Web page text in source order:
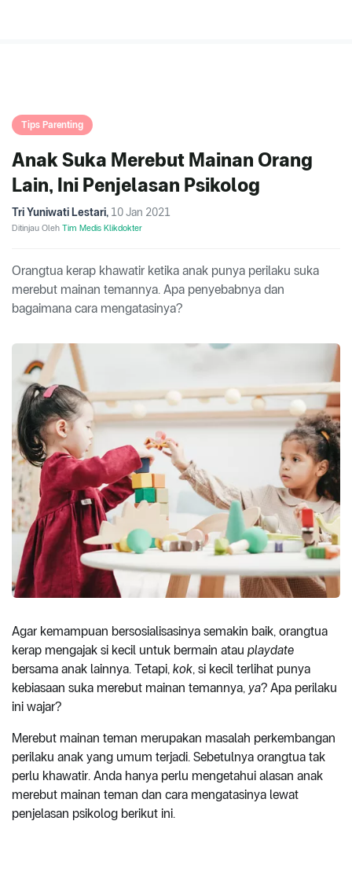
Tips Parenting
Anak Suka Merebut Mainan Orang
Lain, Ini Penjelasan Psikolog
Tri Yuniwati Lestari, 10 Jan 2021
Ditinjau Oleh Tim Medis Klikdokter
Orangtua kerap khawatir ketika anak punya perilaku suka
merebut mainan temannya. Apa penyebabnya dan
bagaimana cara mengatasinya?
Agar kemampuan bersosialisasinya semakin baik, orangtua
kerap mengajak si kecil untuk bermain atau playdate
bersama anak lainnya. Tetapi, kok, si kecil terlihat punya
kebiasaan suka merebut mainan temannya, ya? Apa perilaku
ini wajar?
Merebut mainan teman merupakan masalah perkembangan
perilaku anak yang umum terjadi. Sebetulnya orangtua tak
perlu khawatir. Anda hanya perlu mengetahui alasan anak
merebut mainan teman dan cara mengatasinya lewat
penjelasan psikolog berikut ini.